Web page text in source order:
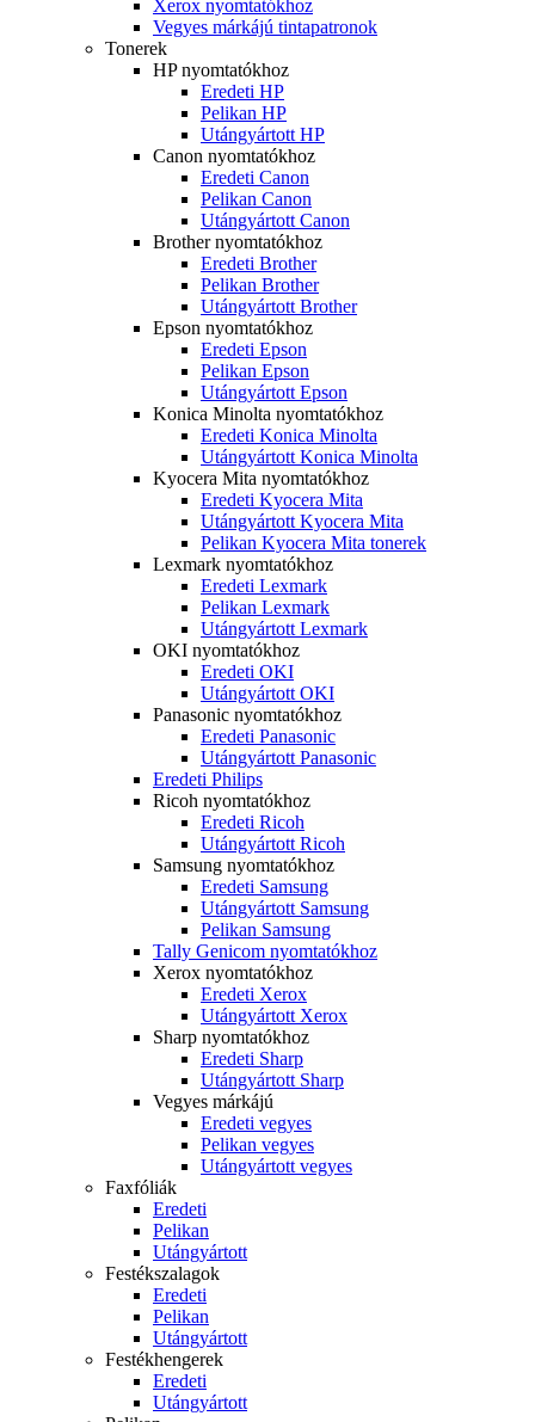
Xerox nyomtatókhoz
Vegyes márkájú tintapatronok
Tonerek
HP nyomtatókhoz
Eredeti HP
Pelikan HP
Utángyártott HP
Canon nyomtatókhoz
Eredeti Canon
Pelikan Canon
Utángyártott Canon
Brother nyomtatókhoz
Eredeti Brother
Pelikan Brother
Utángyártott Brother
Epson nyomtatókhoz
Eredeti Epson
Pelikan Epson
Utángyártott Epson
Konica Minolta nyomtatókhoz
Eredeti Konica Minolta
Utángyártott Konica Minolta
Kyocera Mita nyomtatókhoz
Eredeti Kyocera Mita
Utángyártott Kyocera Mita
Pelikan Kyocera Mita tonerek
Lexmark nyomtatókhoz
Eredeti Lexmark
Pelikan Lexmark
Utángyártott Lexmark
OKI nyomtatókhoz
Eredeti OKI
Utángyártott OKI
Panasonic nyomtatókhoz
Eredeti Panasonic
Utángyártott Panasonic
Eredeti Philips
Ricoh nyomtatókhoz
Eredeti Ricoh
Utángyártott Ricoh
Samsung nyomtatókhoz
Eredeti Samsung
Utángyártott Samsung
Pelikan Samsung
Tally Genicom nyomtatókhoz
Xerox nyomtatókhoz
Eredeti Xerox
Utángyártott Xerox
Sharp nyomtatókhoz
Eredeti Sharp
Utángyártott Sharp
Vegyes márkájú
Eredeti vegyes
Pelikan vegyes
Utángyártott vegyes
Faxfóliák
Eredeti
Pelikan
Utángyártott
Festékszalagok
Eredeti
Pelikan
Utángyártott
Festékhengerek
Eredeti
Utángyártott